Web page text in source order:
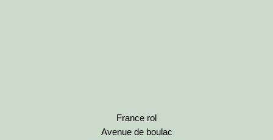
France rol
Avenue de boulac